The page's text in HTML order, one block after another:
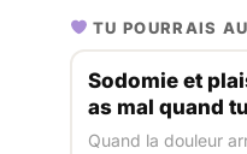
TU POURRAIS
Sodomie et
as mal quand
Quand la douleur